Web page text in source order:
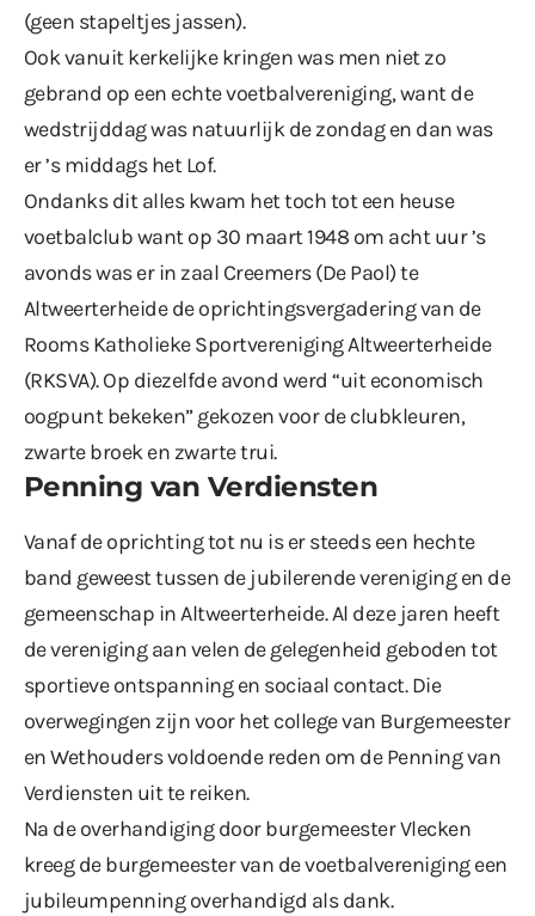
(geen stapeltjes jassen).
Ook vanuit kerkelijke kringen was men niet zo
gebrand op een echte voetbalvereniging, want de
wedstrijddag was natuurlijk de zondag en dan was
er ’s middags het Lof.
Ondanks dit alles kwam het toch tot een heuse
voetbalclub want op 30 maart 1948 om acht uur ’s
avonds was er in zaal Creemers (De Paol) te
Altweerterheide de oprichtingsvergadering van de
Rooms Katholieke Sportvereniging Altweerterheide
(RKSVA). Op diezelfde avond werd “uit economisch
oogpunt bekeken” gekozen voor de clubkleuren,
zwarte broek en zwarte trui.
Penning van Verdiensten
Vanaf de oprichting tot nu is er steeds een hechte
band geweest tussen de jubilerende vereniging en de
gemeenschap in Altweerterheide. Al deze jaren heeft
de vereniging aan velen de gelegenheid geboden tot
sportieve ontspanning en sociaal contact. Die
overwegingen zijn voor het college van Burgemeester
en Wethouders voldoende reden om de Penning van
Verdiensten uit te reiken.
Na de overhandiging door burgemeester Vlecken
kreeg de burgemeester van de voetbalvereniging een
jubileumpenning overhandigd als dank.